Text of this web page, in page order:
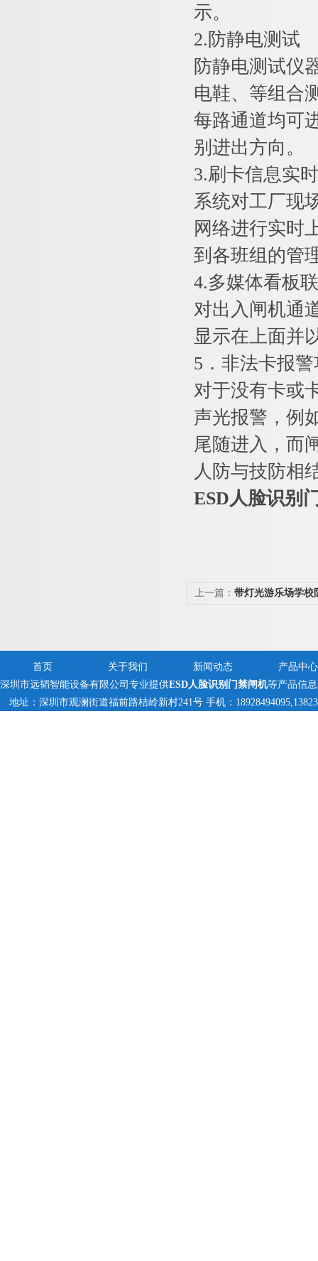
示。
2.防静电测试
防静电测试仪
电鞋、等组合
每路通道均可
别进出方向。
3.刷卡信息实
系统对工厂现
网络进行实时
到各班组的管
4.多媒体看板
对出入闸机通
显示在上面并
5．非法卡报
对于没有卡或
声光报警，例
尾随进入，而
人防与技防相
ESD人脸识别
上一篇： 带灯光游乐场学校
首页 关于我们 新闻动态
产品中心
深圳市远韬智能设备有限公司专业提供ESD人脸识别门禁闸机等产品信
地址：深圳市观澜街道福前路桔岭新村241号 手机：